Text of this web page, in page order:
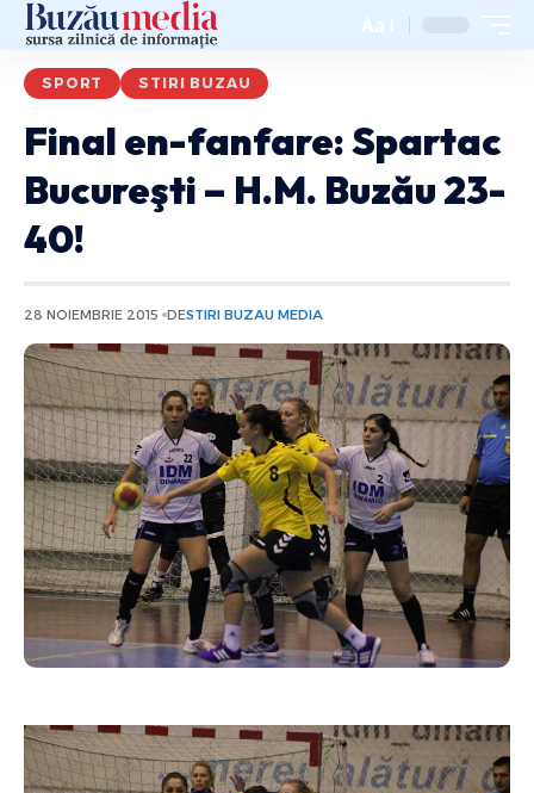
Aa
SPORT STIRI BUZAU
Final en-fanfare: Spartac
Bucureşti – H.M. Buzău 23-
40!
28 NOIEMBRIE 2015 DESTIRI BUZAU MEDIA